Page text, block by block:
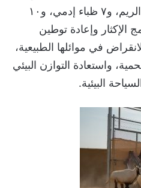
المها العربي، و٣٤ من ظباء الريم، و٧ ظباء إدمي، و١٠
الإكثار وإعادة توطين
في موائلها الطبيعية،
واستعادة التوازن البيئي
البيئية.